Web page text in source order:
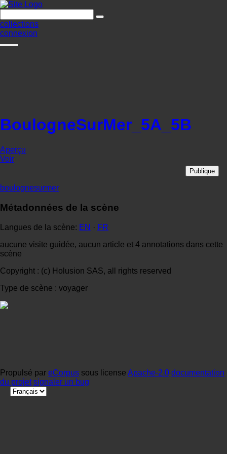
collections
connexion
BoulogneSurMer_5A_5B
Aperçu
Voir
Publique
boulognesurmer
Métadonnées de la scène
Langues de la scène: EN · FR
aucune visite guidée, aucun article et 4 annotations dans cette
scène
Copyright : (c) Holusion SAS, all rights reserved
Type de scène : voyager
Propulsé par eCorpus sous license Apache-2.0 documentation
du projet signaler un bug